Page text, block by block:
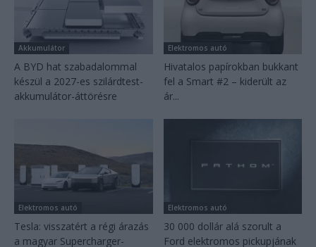
Akkumulátor
A BYD hat szabadalommal
készül a 2027-es szilárdtest-
akkumulátor-áttörésre
Elektromos autó
Hivatalos papírokban bukkant
fel a Smart #2 – kiderült az
ár...
Elektromos autó
Tesla: visszatért a régi árazás
a magyar Supercharger-
Elektromos autó
30 000 dollár alá szorult a
Ford elektromos pickupjának